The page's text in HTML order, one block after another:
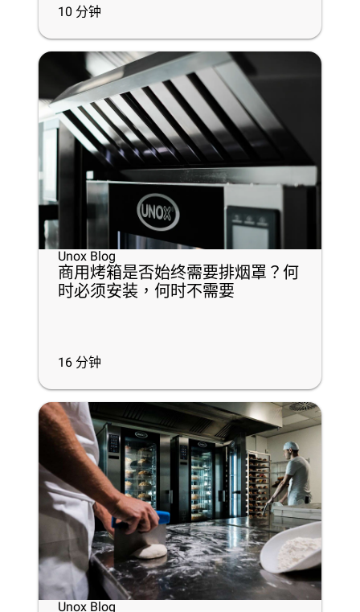
10 分钟
Unox Blog
商用烤箱是否始终需要排烟罩？何
时必须安装，何时不需要
16 分钟
Unox Blog